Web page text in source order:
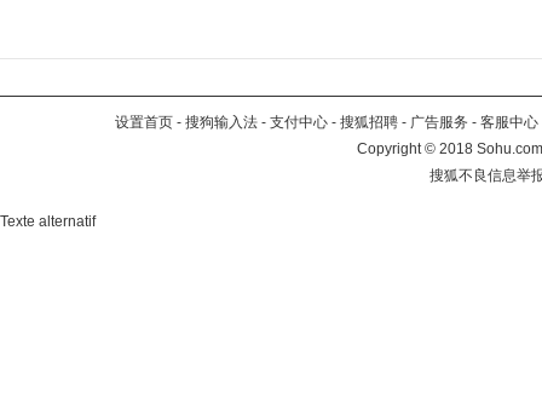
设置首页 - 搜狗输入法 - 支付中心 - 搜狐招聘 - 广告服务 - 客服中心
Copyright©2018
搜狐不良信息举
Texte alternatif